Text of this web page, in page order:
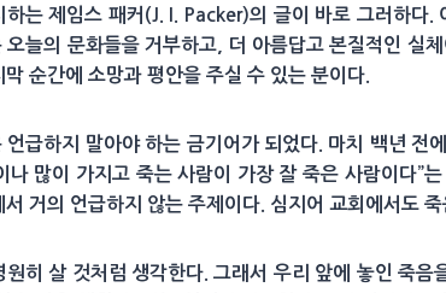
하는 제임스 패커(J. I. Packer)의 글이 바로 그러하다.
오늘의 문화들을 거부하고, 더 아름답고 본질적인 실
막 순간에 소망과 평안을 주실 수 있는 분이다.
언급하지 말아야 하는 금기어가 되었다. 마치 백년 전
나 많이 가지고 죽는 사람이 가장 잘 죽은 사람이다
서 거의 언급하지 않는 주제이다. 심지어 교회에서도
원히 살 것처럼 생각한다. 그래서 우리 앞에 놓인 죽